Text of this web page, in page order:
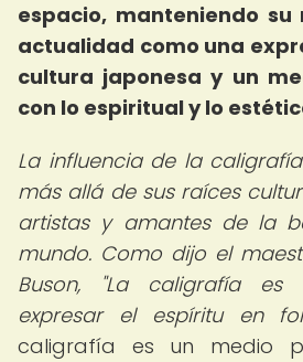
espacio, manteniendo
actualidad como una
cultura japonesa y un
con lo espiritual y lo
La influencia de la
más allá de sus raíces
artistas y amantes de la
mundo. Como dijo el
Buson, "La caligrafía
expresar el espíritu en
caligrafía es un medio